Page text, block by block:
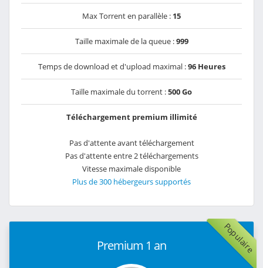
Max Torrent en parallèle : 15
Taille maximale de la queue :999
Temps de download et d'upload maximal :96 Heures
Taille maximale du torrent :500 Go
Téléchargement premium illimité
Pas d'attente avant téléchargement
Pas d'attente entre 2 téléchargements
Vitesse maximale disponible
Plus de 300 hébergeurs supportés
Populaire
Premium 1 an